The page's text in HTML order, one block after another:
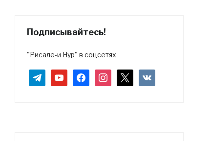
Подписывайтесь!
"Рисале-и Нур" в соцсетях
telegramyoutubefacebookinstagram vkontakte